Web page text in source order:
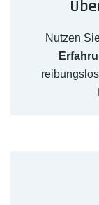
Nutzen